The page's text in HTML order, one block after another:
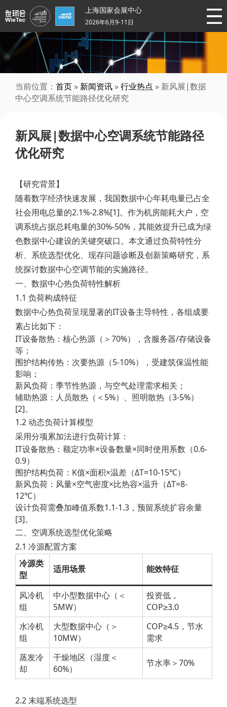
上海国家会展中心
2026年6月9-11日
当前位置： 首页 » 新闻资讯 »行业热点 » 新风展|数据
中心空调系统节能路径优化研究​
新风展|数据中心空调系统节能路径
优化研究​
【研究背景】
随着数字经济快速发展，我国数据中心年耗电量已占全
社会用电总量的2.1%-2.8%[1]。作为机房能耗大户，空
调系统占据总耗电量的30%-50%，其能效提升已成为绿
色数据中心建设的关键突破口。本文通过负荷特性分
析、系统选型优化、现存问题诊断及创新策略研究，系
统探讨数据中心空调节能的实施路径。
一、数据中心热负荷特性解析
1.1 负荷构成特征
数据中心热负荷呈现显著的IT设备主导特性，各组成要
素占比如下：
IT设备散热：核心热源（＞70%），含服务器/存储设备
等；
围护结构传热：次要热源（5-10%），受建筑保温性能
影响；
新风负荷：季节性热源，与空气处理需求相关；
辅助热源：人员散热（＜5%）、照明散热（3-5%）
[2]。
1.2 动态负荷计算模型
采用分项累加法进行负荷计算：
IT设备散热：额定功率×设备数量×同时使用系数（0.6-
0.9）
围护结构负荷：K值×面积×温差（ΔT=10-15℃）
新风负荷：风量×空气密度×比热容×温升（ΔT=8-
12℃）
设计负荷需叠加峰值系数1.1-1.3，预留系统扩容余量
[3]。
二、空调系统选型优化策略
2.1 冷源配置方案
冷源类
型
适用场景 能效特征
风冷机
组
中小型数据中心（＜
5MW）
投资低，
COP≥3.0
水冷机
组
大型数据中心（＞
10MW）
COP≥4.5，节水
需求
蒸发冷
却
干燥地区（湿度＜
60%）
节水率＞70%
2.2 末端系统选型